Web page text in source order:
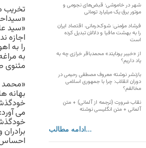
تخریب
«سید
اجازه
را به
به
مثنوی
«محمد
بهانه
می
احساس
شهر در خاموشی؛ قبض‌های نجومی و
موتور برق یک میلیارد تومانی
فرشاد مؤمنی: شوک‌درمانی، اقتصاد ایران
را به بهشت مافیا و دلالان تبدیل کرده
است
از «خیبر یونایتد» محمدباقر خرازی چه به
یاد داریم؟
بازنشر نوشته معروف مصطفی رحیمی در
دوران انقلاب: چرا با جمهوری اسلامی
مخالفم؟
نقاب ضرورت (ترجمه از آلمانی) + متن
آلمانی + متن انگلیسی نوشته
ادامه مطالب...